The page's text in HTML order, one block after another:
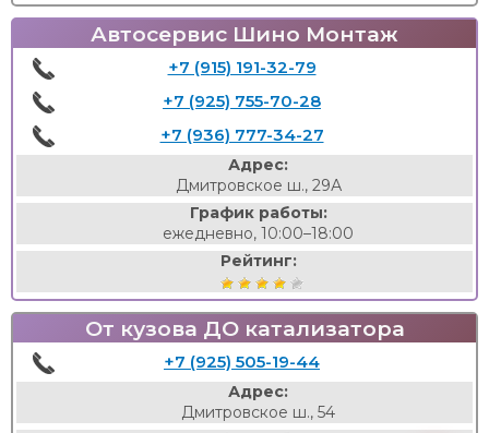
Автосервис Шино Монтаж
+7 (915) 191-32-79
+7 (925) 755-70-28
+7 (936) 777-34-27
Адрес:
Дмитровское ш., 29А
График работы:
ежедневно, 10:00–18:00
Рейтинг:
От кузова ДО катализатора
+7 (925) 505-19-44
Адрес:
Дмитровское ш., 54